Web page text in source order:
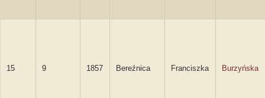
15 9 1857 Bereźnica Franciszka Burzyńska